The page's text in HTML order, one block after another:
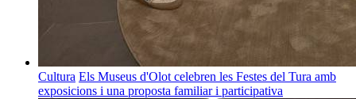
Cultura Els Museus d'Olot celebren les Festes del Tura amb
exposicions i una proposta familiar i participativa